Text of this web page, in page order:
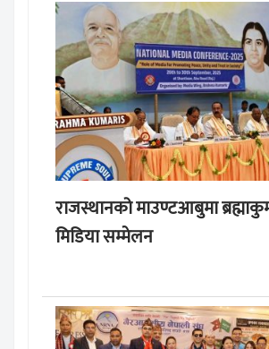
राजस्थानको माउण्टआबुमा
मिडिया सम्मेलन